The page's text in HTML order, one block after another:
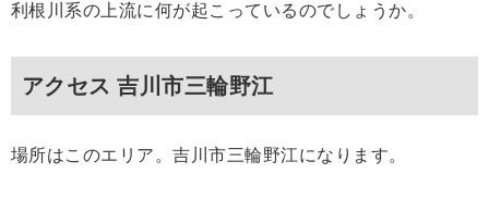
利根川系の上流に何が起こっているのでしょうか。
アクセス 吉川市三輪野江
場所はこのエリア。吉川市三輪野江になります。